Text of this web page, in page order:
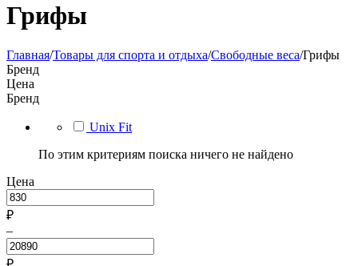
Грифы
Главная/Товары для спорта и отдыха/Свободные веса/Грифы
Бренд
Цена
Бренд
Unix Fit
По этим критериям поиска ничего не найдено
Цена
₽
–